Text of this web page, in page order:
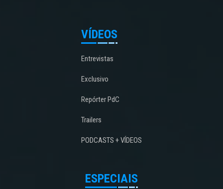
VÍDEOS
Entrevistas
Exclusivo
Repórter PdC
Trailers
PODCASTS + VÍDEOS
ESPECIAIS